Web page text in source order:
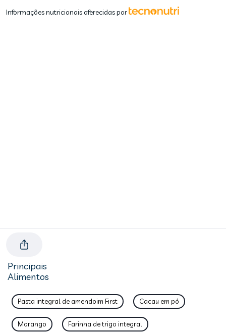
Informações nutricionais oferecidas por
Principais
Alimentos
Pasta integral de amendoim First Cacau em pó
Morango Farinha de trigo integral